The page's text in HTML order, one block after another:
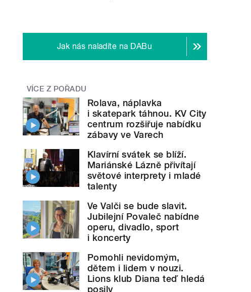
Jak nás naladíte na DABu
VÍCE Z POŘADU
Rolava, náplavka
i skatepark táhnou. KV City
centrum rozšiřuje nabídku
zábavy ve Varech
Klavírní svátek se blíží.
Mariánské Lázně přivítají
světové interprety i mladé
talenty
Ve Valči se bude slavit.
Jubilejní Povaleč nabídne
operu, divadlo, sport
i koncerty
Pomohli nevidomým,
dětem i lidem v nouzi.
Lions klub Diana teď hledá
posily